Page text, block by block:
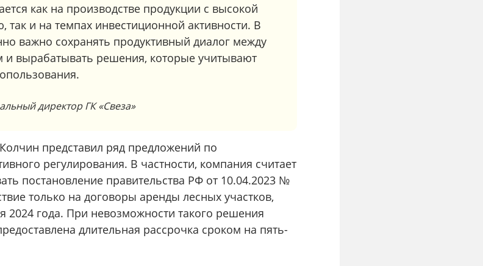
как на производстве продукции с высокой
так и на темпах инвестиционной активности. В
важно сохранять продуктивный диалог между
и вырабатывать решения, которые учитывают
директор ГК «Свеза»
представил ряд предложений по
регулирования. В частности, компания считает
постановление правительства РФ от 10.04.2023 №
только на договоры аренды лесных участков,
2024 года. При невозможности такого решения
длительная рассрочка сроком на пять-